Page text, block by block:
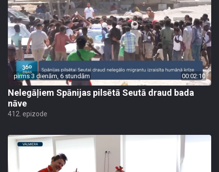
pirms 3 dienām, 6 stundām 00:02:10
Nelegāļiem Spānijas pilsētā Seutā draud bada
nāve
412. epizode